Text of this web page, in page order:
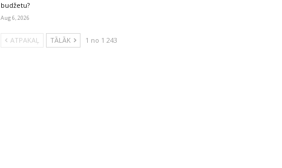
budžetu?
Aug 6, 2026
ATPAKAĻ TĀLĀK 1 no 1 243